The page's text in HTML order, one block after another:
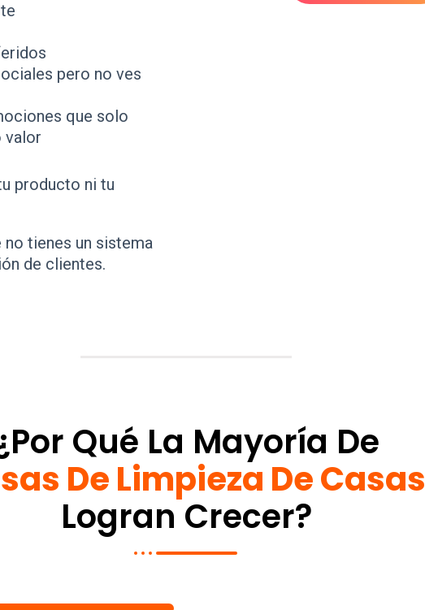
pero no ves
que solo
valor
producto ni tu
tienes un sistema
de clientes.
Qué La Mayoría De
De Limpieza De Casas
Logran Crecer?